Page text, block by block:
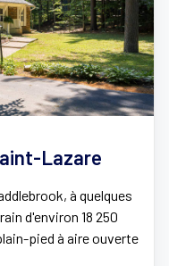
Lazare
à quelques
d'environ 18 250
pied à aire ouverte